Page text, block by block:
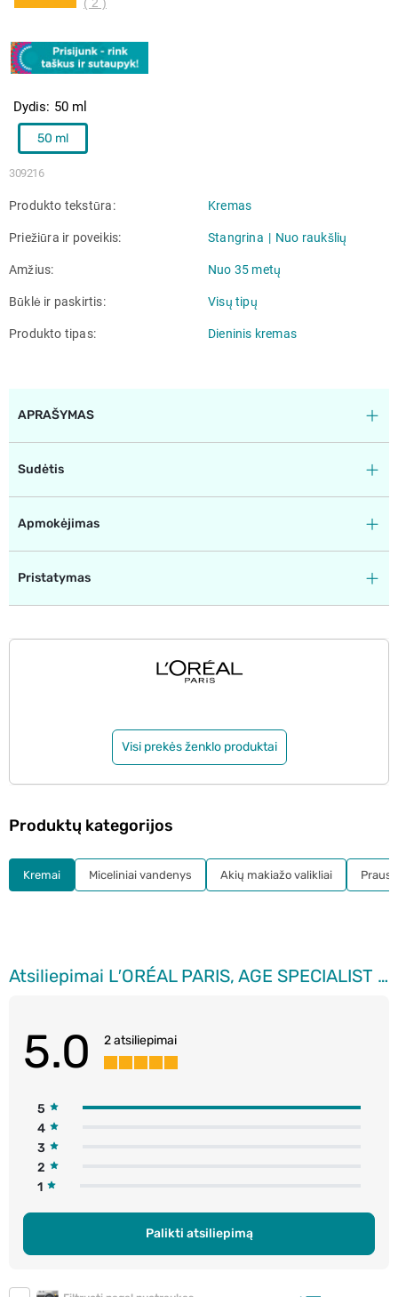
309216
Dydis 50 ml
50 ml
Produkto tekstūra Kremas
Priežiūra ir poveikis Stangrina Nuo raukšlių
Amžius Nuo 35 metų
Būklė ir paskirtis Visų tipų
Produkto tipas Dieninis kremas
APRAŠYMAS
Sudėtis
Apmokėjimas
Pristatymas
Visi prekės ženklo produktai
Atsiliepimai L′ORÉAL PARIS, AGE SPECIALIST 35+, dieninis kremas, 50 ml
5.0 2 atsiliepimai
5
4
3
2
1
Palikti atsiliepimą
Produktų kategorijos
Kremai Miceliniai vandenys Akių makiažo valikliai